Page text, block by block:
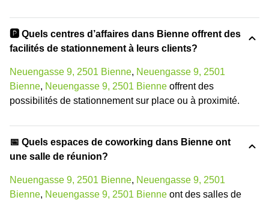
🅿️ Quels centres d’affaires dans Bienne offrent des
facilités de stationnement à leurs clients?
Neuengasse 9, 2501 Bienne, Neuengasse 9, 2501
Bienne, Neuengasse 9, 2501 Bienne offrent des
possibilités de stationnement sur place ou à proximité.
📅 Quels espaces de coworking dans Bienne ont
une salle de réunion?
Neuengasse 9, 2501 Bienne, Neuengasse 9, 2501
Bienne, Neuengasse 9, 2501 Bienne ont des salles de